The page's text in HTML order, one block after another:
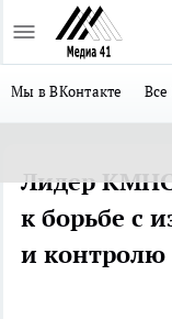
Мы в ВКонтакте Все
Лидер
к борьбе с
и